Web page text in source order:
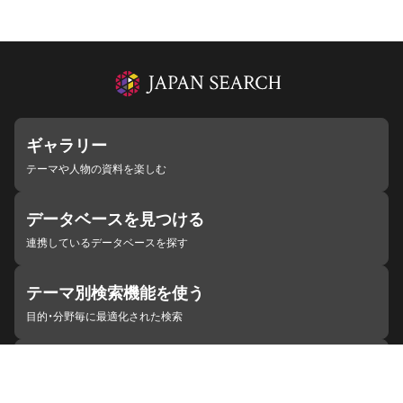
ギャラリー
テーマや人物の資料を楽しむ
データベースを見つける
連携しているデータベースを探す
テーマ別検索機能を使う
目的・分野毎に最適化された検索